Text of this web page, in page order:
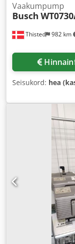
Thisted 982 km
Vaakumpump
Busch
Seisukord: hea